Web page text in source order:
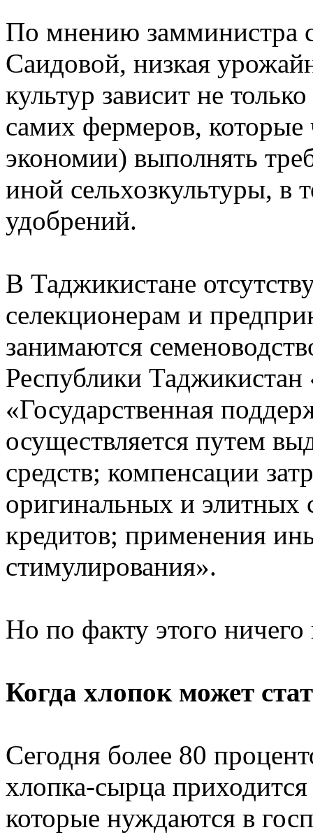
По мнению замминистра
Саидовой, низкая
культур зависит не
самих фермеров, которые
экономии) выполнять
иной сельхозкультуры, в
удобрений.
В Таджикистане
селекционерам и
занимаются
Республики Таджикистан
«Государственная
осуществляется путем
средств; компенсации
оригинальных и элитных
кредитов; применения
стимулирования».
Но по факту этого ничего
Когда хлопок может
Сегодня более 80
хлопка-сырца
которые нуждаются в